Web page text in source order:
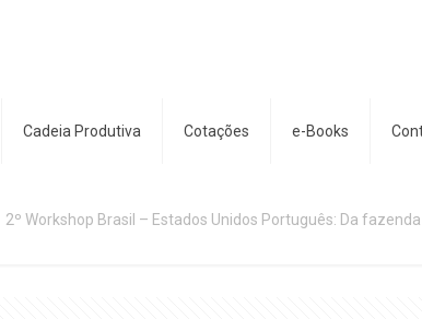
Cadeia Produtiva Cotações e-Books
2º Workshop Brasil – Estados Unidos Português: Da